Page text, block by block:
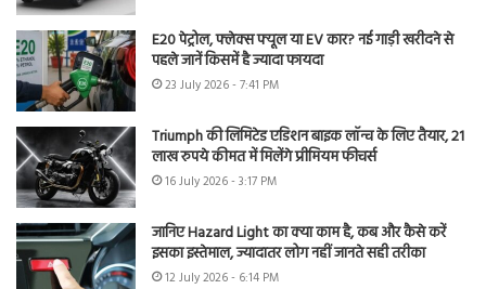
E20 पेट्रोल, फ्लेक्स फ्यूल या EV कार? नई गाड़ी खरीदने से
पहले जानें किसमें है ज्यादा फायदा
23 July 2026 - 7:41 PM
Triumph की लिमिटेड एडिशन बाइक लॉन्च के लिए तैयार, 21
लाख रुपये कीमत में मिलेंगे प्रीमियम फीचर्स
16 July 2026 - 3:17 PM
जानिए Hazard Light का क्या काम है, कब और कैसे करें
इसका इस्तेमाल, ज्यादातर लोग नहीं जानते सही तरीका
12 July 2026 - 6:14 PM